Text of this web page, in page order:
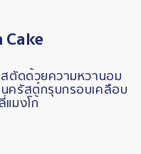
Cake
สตัดด้วยความหวานอม
ครัสต์กรุบกรอบเคลือบ
มงโก้